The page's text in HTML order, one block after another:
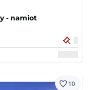
- namiot
10